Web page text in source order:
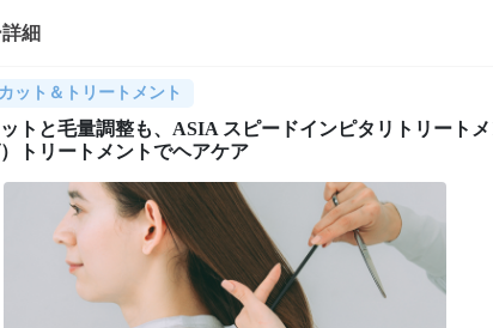
細
ット＆トリートメント
トと毛量調整も、ASIA スピードインピタリトリート
）トリートメントでヘアケア